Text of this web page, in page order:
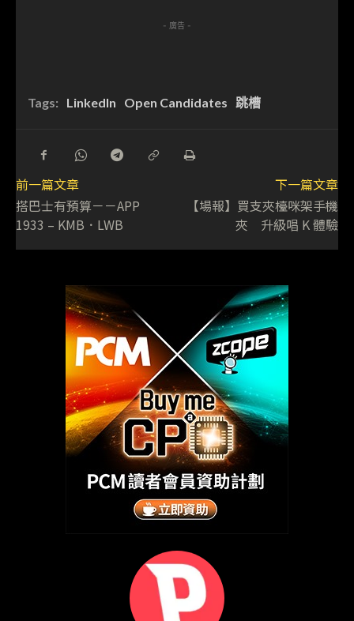
- 廣告 -
Tags: LinkedIn Open Candidates 跳槽
前一篇文章
搭巴士有預算－－APP
1933 – KMB．LWB
下一篇文章
【場報】買支夾檯咪架手機
夾 升級唱 K 體驗